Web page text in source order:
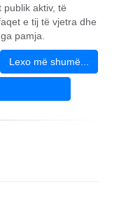
aktiv, të
e tij të vjetra dhe
pamja.
Lexo më shumë...